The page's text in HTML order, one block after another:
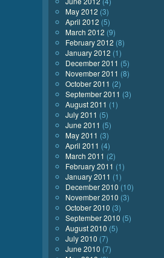
May 2012 (3)
April 2012 (5)
March 2012 (9)
February 2012 (8)
January 2012 (1)
December 2011 (5)
November 2011 (8)
October 2011 (2)
September 2011 (3)
August 2011 (1)
July 2011 (5)
June 2011 (5)
May 2011 (3)
April 2011 (4)
March 2011 (2)
February 2011 (1)
January 2011 (1)
December 2010 (10)
November 2010 (3)
October 2010 (3)
September 2010 (5)
August 2010 (5)
July 2010 (7)
June 2010 (7)